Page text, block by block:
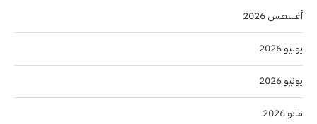
أغسطس 2026
يوليو 2026
يونيو 2026
مايو 2026